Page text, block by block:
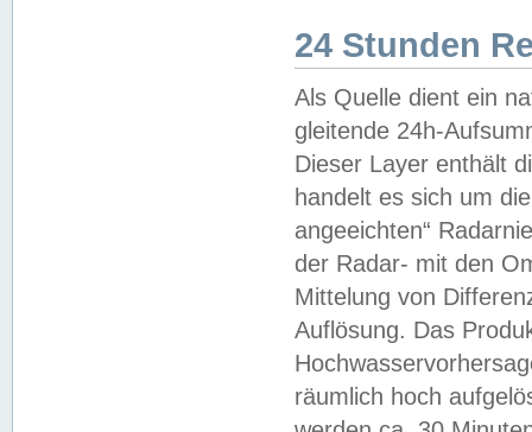
24 Stunden
Als Quelle dient ein
gleitende 24h-
Dieser Layer enthält
handelt es sich um
angeeichten“
der Radar- mit den
Mittelung von
Auflösung. Das
räumlich hoch